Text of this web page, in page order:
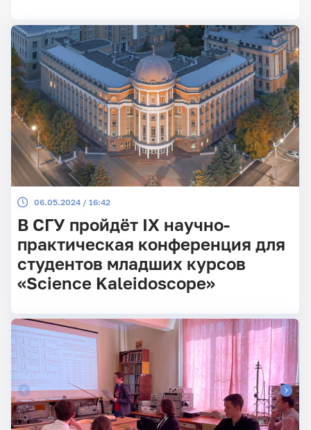
06.05.2024 / 16:42
В СГУ пройдёт IX научно-
практическая конференция для
студентов младших курсов
«Science Kaleidoscope»